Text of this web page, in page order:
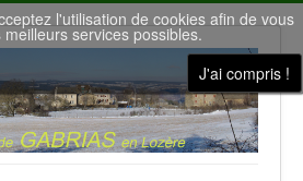
l'utilisation de cookies afin de vous
services possibles.
J'ai compris !